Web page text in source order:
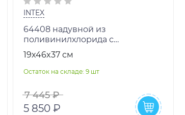
INTEX
64408 надувной из
поливинилхлорида с
поверхностью из флока.
19x46x37 см
Остаток на складе: 9 шт
7 445 ₽
5 850 ₽